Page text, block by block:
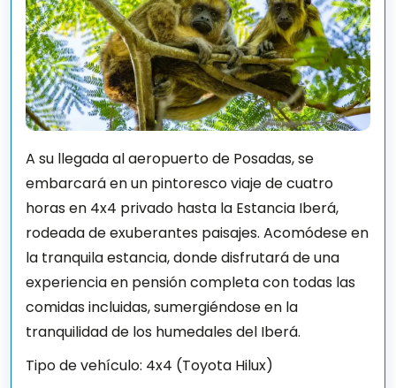
A su llegada al aeropuerto de Posadas, se
embarcará en un pintoresco viaje de cuatro
horas en 4x4 privado hasta la Estancia Iberá,
rodeada de exuberantes paisajes. Acomódese en
la tranquila estancia, donde disfrutará de una
experiencia en pensión completa con todas las
comidas incluidas, sumergiéndose en la
tranquilidad de los humedales del Iberá.
Tipo de vehículo: 4x4 (Toyota Hilux)